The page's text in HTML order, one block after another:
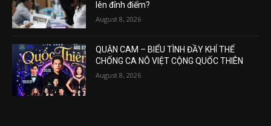
lên đỉnh điểm?
August 8, 2026
QUẬN CAM – BIỂU TÌNH ĐẦY KHÍ THẾ
CHỐNG CA NÔ VIỆT CỘNG QUỐC THIÊN
August 8, 2026